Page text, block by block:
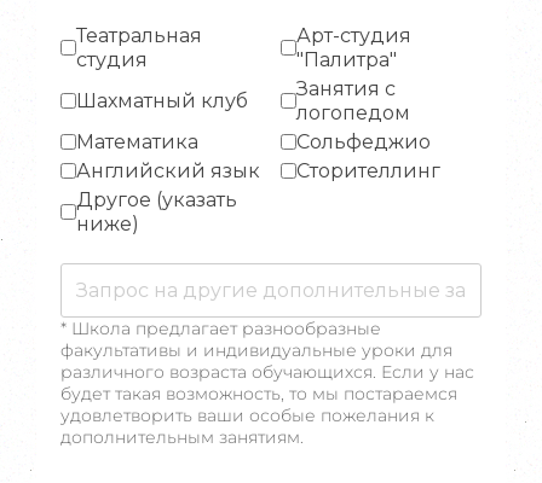
Театральная
студия
Арт-студия
"Палитра"
Шахматный клуб
Занятия с
логопедом
Математика
Сольфеджио
Английский язык
Сторителлинг
Другое (указать
ниже)
* Школа предлагает разнообразные
факультативы и индивидуальные уроки для
различного возраста обучающихся. Если у нас
будет такая возможность, то мы постараемся
удовлетворить ваши особые пожелания к
дополнительным занятиям.